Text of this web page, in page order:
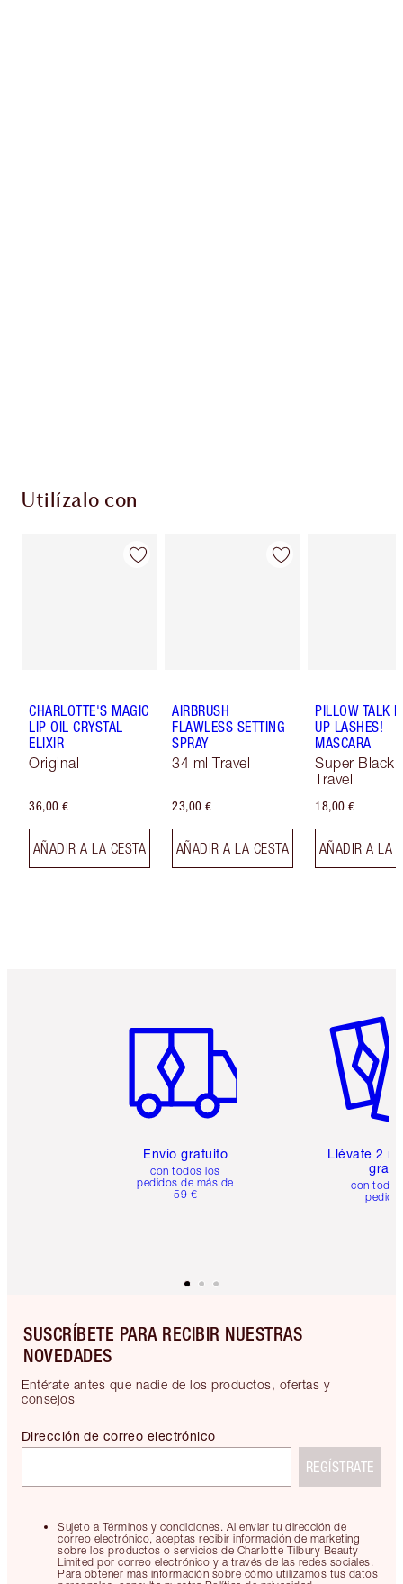
Utilízalo con
CHARLOTTE'S MAGIC
LIP OIL CRYSTAL
ELIXIR
Original
36,00 €
AÑADIR A LA CESTA
AIRBRUSH
FLAWLESS SETTING
SPRAY
34 ml Travel
23,00 €
AÑADIR A LA CESTA
PILLOW TALK
UP LASHES!
MASCARA
Super Black
Travel
18,00 €
AÑADIR A LA
Envío gratuito
con todos los
pedidos de más de
59 €
Llévate 2
gratis
con
SUSCRÍBETE PARA RECIBIR NUESTRAS
NOVEDADES
Entérate antes que nadie de los productos, ofertas y
consejos
Sujeto a Términos y condiciones. Al enviar tu dirección de
correo electrónico, aceptas recibir información de marketing
sobre los productos o servicios de Charlotte Tilbury Beauty
Limited por correo electrónico y a través de las redes sociales.
Para obtener más información sobre cómo utilizamos tus datos
Dirección de correo electrónico
REGÍSTRATE